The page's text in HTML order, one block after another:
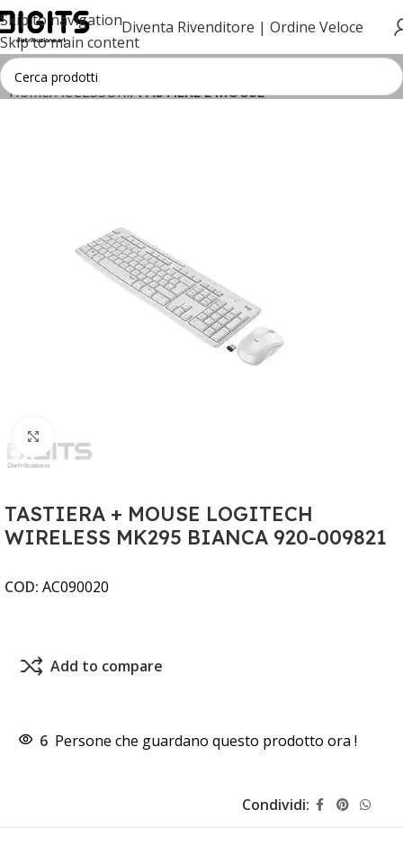
Skip to navigation
Skip to main content
Diventa Rivenditore | Ordine Veloce
Home ACCESSORI TASTIERE E MOUSE
TASTIERA + MOUSE LOGITECH
WIRELESS MK295 BIANCA 920-009821
COD: AC090020
Add to compare
6 Persone che guardano questo prodotto ora !
Condividi: